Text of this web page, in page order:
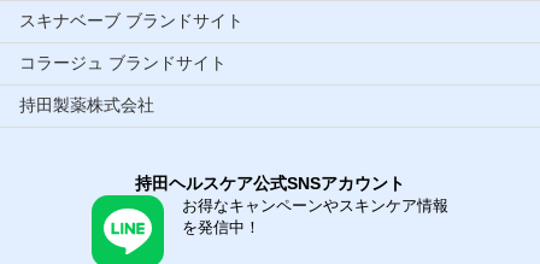
スキナベーブ ブランドサイト
コラージュ ブランドサイト
持田製薬株式会社
持田ヘルスケア公式SNSアカウント
お得なキャンペーンやスキンケア情報
を発信中！